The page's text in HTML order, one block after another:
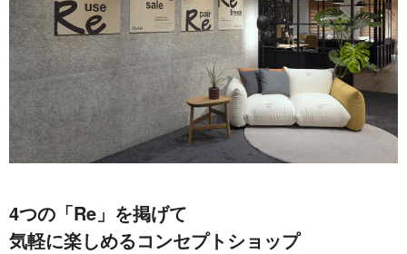
4つの「Re」を掲げて
気軽に楽しめるコンセプトショップ